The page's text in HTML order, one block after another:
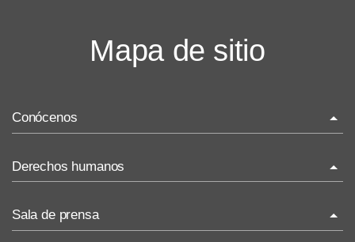
Mapa de sitio
Conócenos
La ONU-DH en México
Vacantes ONU-DH México
Derechos humanos
Temas de Derechos Humanos
Sala de prensa